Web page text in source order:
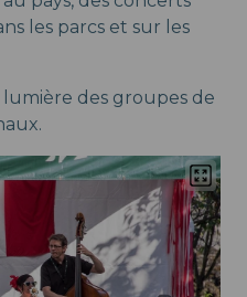
les parcs et sur les
des groupes de